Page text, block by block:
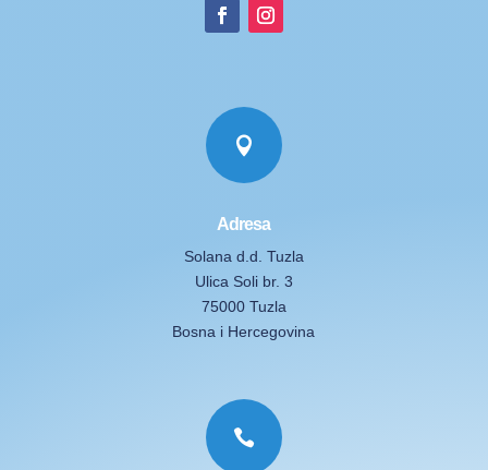

Adresa
Solana d.d. Tuzla
Ulica Soli br. 3
75000 Tuzla
Bosna i Hercegovina
